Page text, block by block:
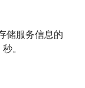
储服务信息的
。